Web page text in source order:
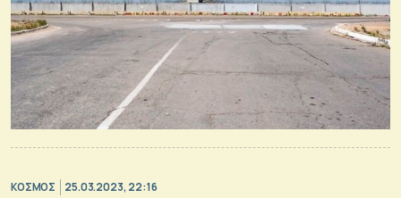
ΚΟΣΜΟΣ 25.03.2023, 22:16